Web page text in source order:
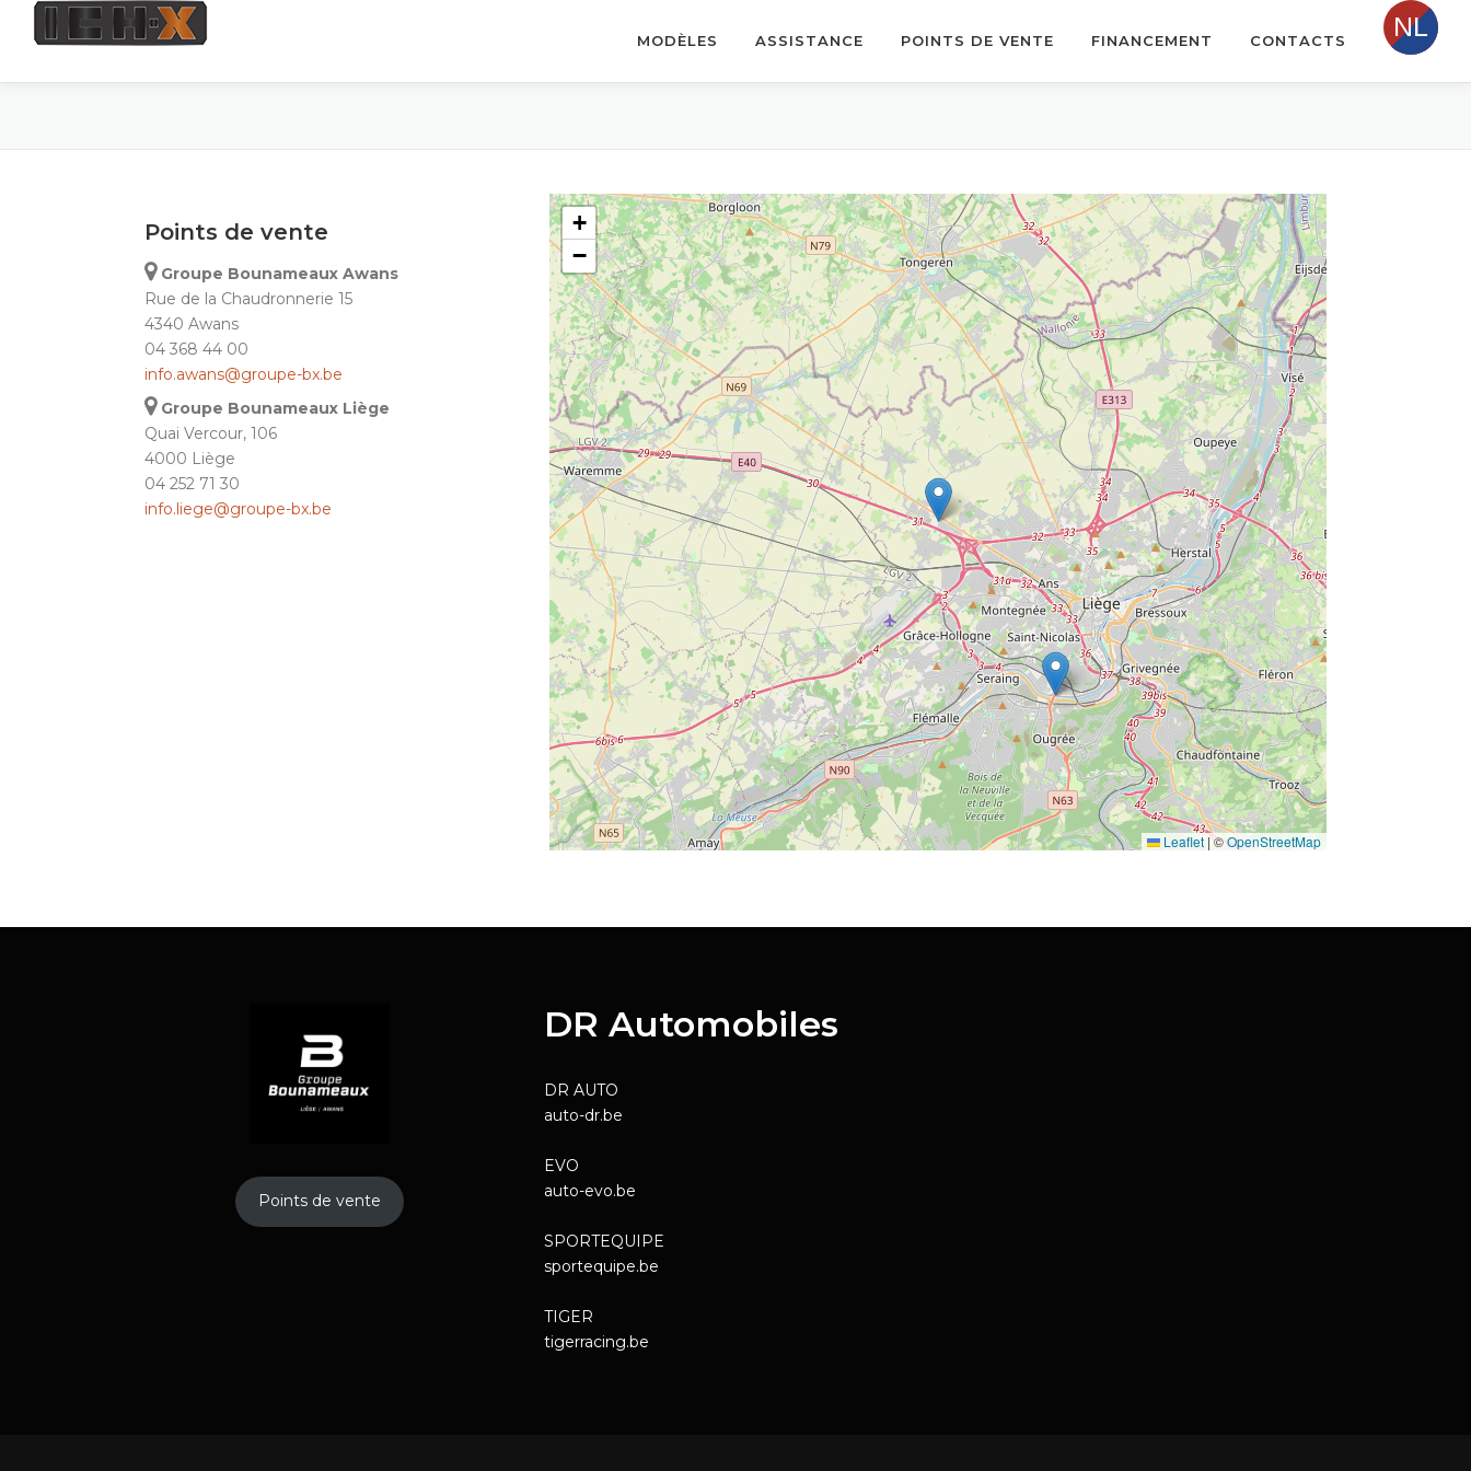
MODÈLES ASSISTANCE POINTS DE VENTE FINANCEMENT CONTACTS
Points de vente
Groupe Bounameaux Awans
Rue de la Chaudronnerie 15
4340 Awans
04 368 44 00
info.awans@groupe-bx.be
Groupe Bounameaux Liège
Quai Vercour, 106
4000 Liège
04 252 71 30
info.liege@groupe-bx.be
+
−
Leaflet |©OpenStreetMap
Points de vente
DR Automobiles
DR AUTO
auto-dr.be
EVO
auto-evo.be
SPORTEQUIPE
sportequipe.be
TIGER
tigerracing.be